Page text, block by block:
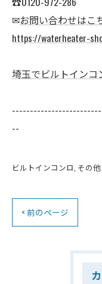
✉お問い合わせはこ
https://waterheater-
埼玉でビルトインコ
--
ビルトインコンロ その他
< 前のページ